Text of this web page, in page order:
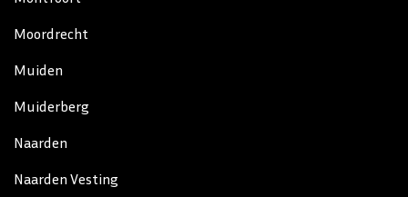
Moordrecht
Muiden
Muiderberg
Naarden
Naarden Vesting